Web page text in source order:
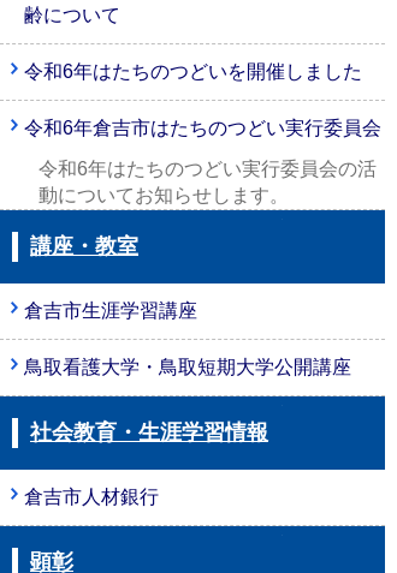
齢について
令和6年はたちのつどいを開催しました
令和6年倉吉市はたちのつどい実行委員会
令和6年はたちのつどい実行委員会の活
動についてお知らせします。
講座・教室
倉吉市生涯学習講座
鳥取看護大学・鳥取短期大学公開講座
社会教育・生涯学習情報
倉吉市人材銀行
顕彰